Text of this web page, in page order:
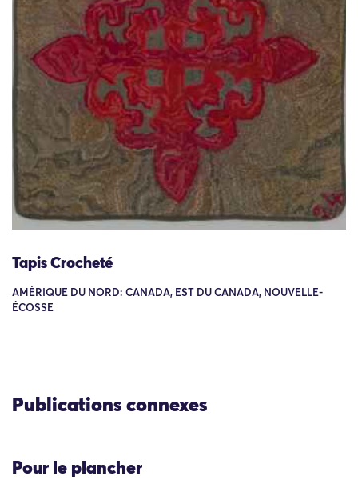
Tapis Crocheté
AMÉRIQUE DU NORD: CANADA, EST DU CANADA, NOUVELLE-
ÉCOSSE
Publications connexes
Pour le plancher